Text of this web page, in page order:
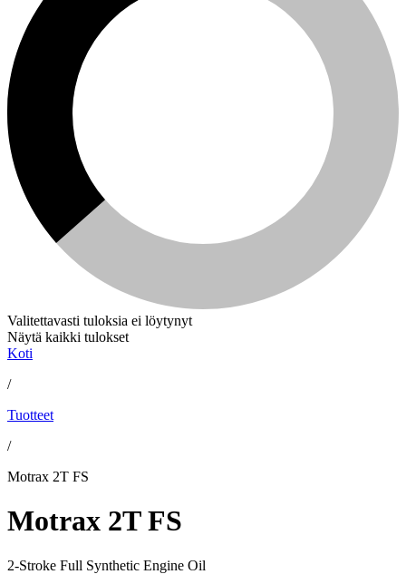
Valitettavasti tuloksia ei löytynyt
Näytä kaikki tulokset
Koti
/
Tuotteet
/
Motrax 2T FS
Motrax 2T FS
2-Stroke Full Synthetic Engine Oil